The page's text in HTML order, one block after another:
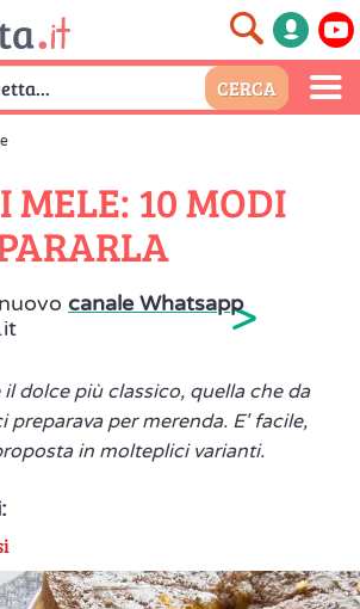
MELE: 10 MODI
canale Whatsapp>
dolce più classico, quella che da
preparava per merenda. E' facile,
in molteplici varianti.